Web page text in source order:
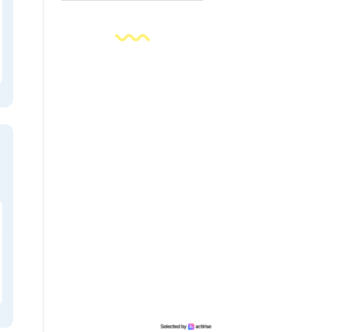
Un Thread